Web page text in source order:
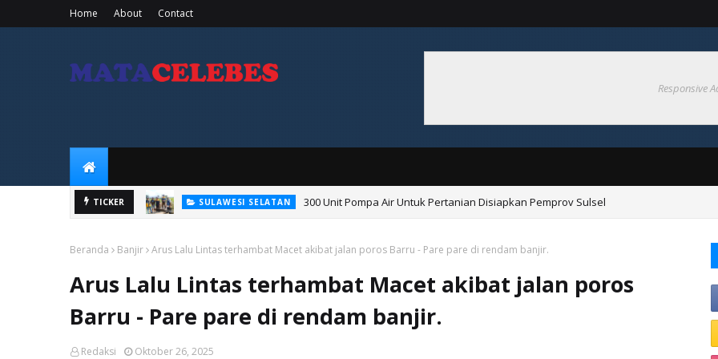
Home About Contact
Responsive
TICKER
SULAWESI SELATAN 300 Unit Pompa Air Untuk Pertanian Disiapkan Pemprov Sulsel
PERTANIAN Jaga Ketahanan Pangan Hadapi El nino 2026
Beranda Banjir Arus Lalu Lintas terhambat Macet akibat jalan poros Barru - Pare pare di rendam banjir.
Arus Lalu Lintas terhambat Macet akibat jalan poros
Barru - Pare pare di rendam banjir.
Redaksi Oktober 26, 2025